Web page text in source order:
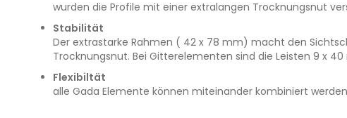
wurden die Profile mit einer extralangen Trocknungsnut
Stabilität
Der extrastarke Rahmen ( 42 x 78 mm) macht den
Trocknungsnut. Bei Gitterelementen sind die Leisten 9 x
Flexibiltät
alle Gada Elemente können miteinander kombiniert